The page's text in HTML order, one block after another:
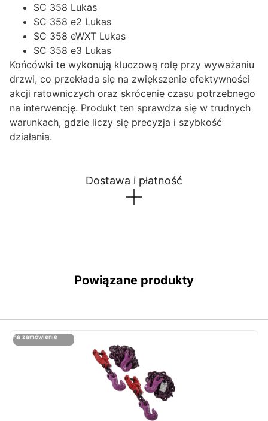
SC 358 Lukas
SC 358 e2 Lukas
SC 358 eWXT Lukas
SC 358 e3 Lukas
Końcówki te wykonują kluczową rolę przy wyważaniu
drzwi, co przekłada się na zwiększenie efektywności
akcji ratowniczych oraz skrócenie czasu potrzebnego
na interwencję. Produkt ten sprawdza się w trudnych
warunkach, gdzie liczy się precyzja i szybkość
działania.
Dostawa i płatność
Powiązane produkty
na zamówienie
ostatnie sztuki